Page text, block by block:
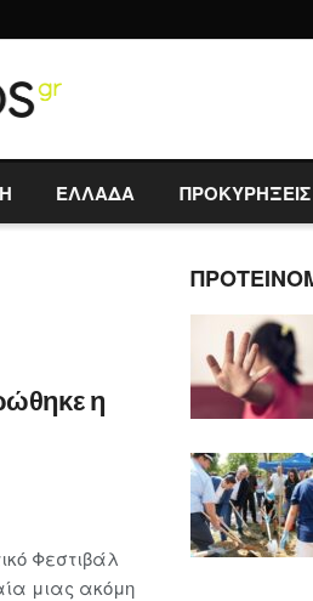
ΕΛΛΑΔΑ ΠΡΟΚΥΡΗΞΕΙΣ
η
Φεστιβάλ
μιας ακόμη